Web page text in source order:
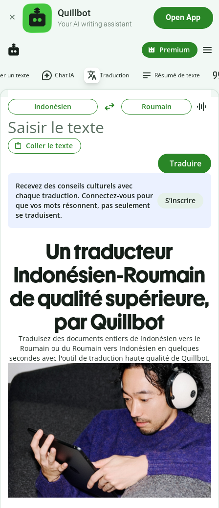
Quillbot
Your AI writing assistant
Open App
Premium
un texte Chat IA Traduction Résumé de texte
Indonésien Roumain
Coller le texte
Traduire
Recevez des conseils culturels avec
chaque traduction. Connectez-vous pour
que vos mots résonnent, pas seulement
se traduisent.
S’inscrire
Un traducteur
Indonésien-Roumain
de qualité supérieure,
par Quillbot
Traduisez des documents entiers de Indonésien vers le
Roumain ou du Roumain vers Indonésien en quelques
secondes avec l'outil de traduction haute qualité de Quillbot.